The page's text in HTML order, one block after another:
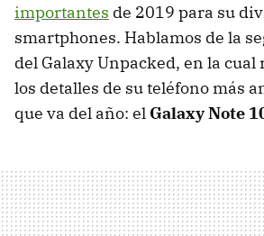
importantes de 2019 para su
smartphones. Hablamos de la
del Galaxy Unpacked, en la cual
los detalles de su teléfono más
que va del año: el Galaxy Note